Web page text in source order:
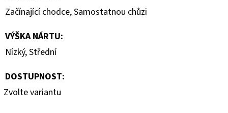
Začínající chodce,Samostatnou chůzi
VÝŠKA NÁRTU:
Nízký,Střední
DOSTUPNOST:
Zvolte variantu